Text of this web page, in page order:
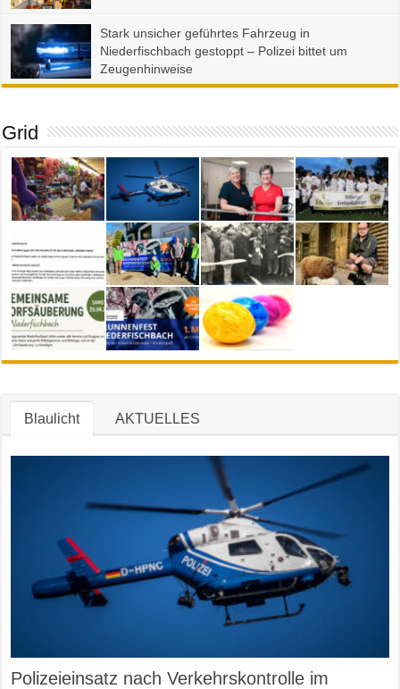
Stark unsicher geführtes Fahrzeug in
Niederfischbach gestoppt – Polizei bittet um
Zeugenhinweise
23. September 2025 0
Grid
Blaulicht AKTUELLES
Polizeieinsatz nach Verkehrskontrolle im